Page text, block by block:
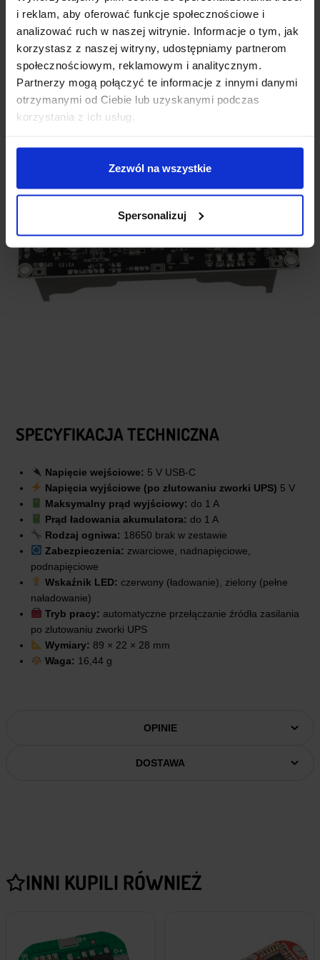
i reklam, aby oferować funkcje społecznościowe i
analizować ruch w naszej witrynie. Informacje o tym, jak
korzystasz z naszej witryny, udostępniamy partnerom
społecznościowym, reklamowym i analitycznym.
Partnerzy mogą połączyć te informacje z innymi danymi
otrzymanymi od Ciebie lub uzyskanymi podczas
korzystania z ich usług.
Zezwól na wszystkie
Spersonalizuj
pomiędzy zasilaniem zewnętrznym a zasilaniem z akumulatora
w momencie zaniku napięcia+5 V . Po zlutowaniu zwory układ
zapewnia ciągłość zasilania na wyjściu UPSbez przerwy
napięcia.
SPECYFIKACJA TECHNICZNA
Napięcie wejściowe: 5 V USB-C
Napięcia wyjściowe (po zlutowaniu zworki UPS) 5 V
Maksymalny prąd wyjściowy: do 1 A
Prąd ładowania akumulatora: do 1 A
Rodzaj ogniwa: 18650 brak w zestawie
Zabezpieczenia: zwarciowe, nadnapięciowe,
podnapięciowe
Wskaźnik LED: czerwony (ładowanie), zielony (pełne
naładowanie)
Tryb pracy: automatyczne przełączanie źródła zasilania
po zlutowaniu zworki UPS
Wymiary: 89 × 22 × 28 mm
Waga: 16,44 g
OPINIE
DOSTAWA
INNI KUPILI RÓWNIEŻ